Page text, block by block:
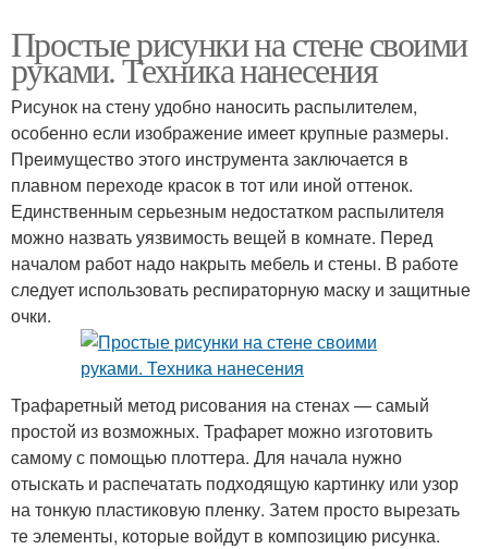
Простые рисунки на стене своими
руками. Техника нанесения
Рисунок на стену удобно наносить распылителем,
особенно если изображение имеет крупные размеры.
Преимущество этого инструмента заключается в
плавном переходе красок в тот или иной оттенок.
Единственным серьезным недостатком распылителя
можно назвать уязвимость вещей в комнате. Перед
началом работ надо накрыть мебель и стены. В работе
следует использовать респираторную маску и защитные
очки.
Трафаретный метод рисования на стенах — самый
простой из возможных. Трафарет можно изготовить
самому с помощью плоттера. Для начала нужно
отыскать и распечатать подходящую картинку или узор
на тонкую пластиковую пленку. Затем просто вырезать
те элементы, которые войдут в композицию рисунка.